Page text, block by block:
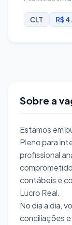
CLT R$
Sobre a
Estamos em
Pleno para
profissional
contábeis e
Lucro Real.
No dia a dia,
conciliações